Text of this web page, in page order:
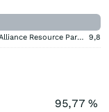
Alliance Resource Partners 9,8
95,77 %